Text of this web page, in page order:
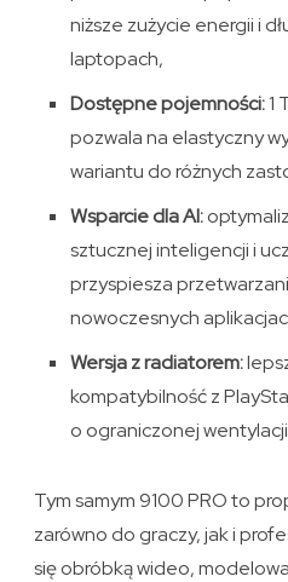
niższe zużycie energii i
laptopach,
Dostępne pojemności:1
pozwala na elastyczny
wariantu do różnych
Wsparcie dla AI:
sztucznej inteligencji i
przyspiesza
nowoczesnych
Wersja z radiatorem:
kompatybilność z
o ograniczonej
Tym samym 9100 PRO to
zarówno do graczy, jak i
się obróbką wideo,